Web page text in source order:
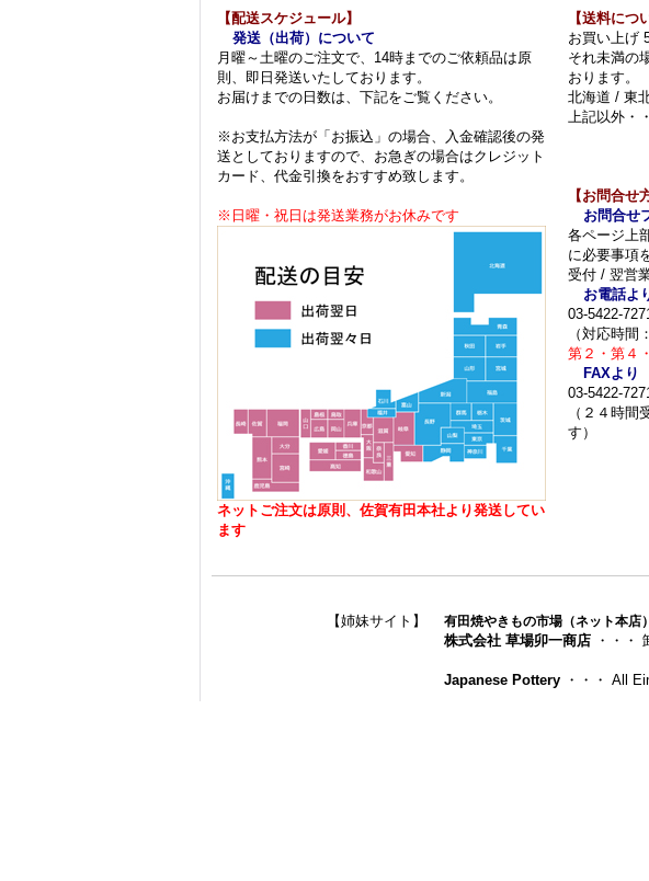
【配送スケジュール】
発送（出荷）について
月曜～土曜のご注文で、14時までのご依頼品は原
則、即日発送いたしております。
お届けまでの日数は、下記をご覧ください。
※お支払方法が「お振込」の場合、入金確認後の発
送としておりますので、お急ぎの場合はクレジット
カード、代金引換をおすすめ致します。
※日曜・祝日は発送業務がお休みです
ネットご注文は原則、佐賀有田本社より発送してい
ます
【送料につ
お買い上げ
それ未満の
おります。
北海道 / 東
上記以外・
【お問合せ
お問合せ
各ページ上
に必要事項
受付 / 翌営
お電話よ
03-5422-
（対応時間
第２・第４
FAXより
03-5422-
（２４時間
す）
【姉妹サイト】 有田焼やきもの市場（ネット本店）
株式会社 草場卯一商店 ・・・
Japanese Pottery ・・・ All